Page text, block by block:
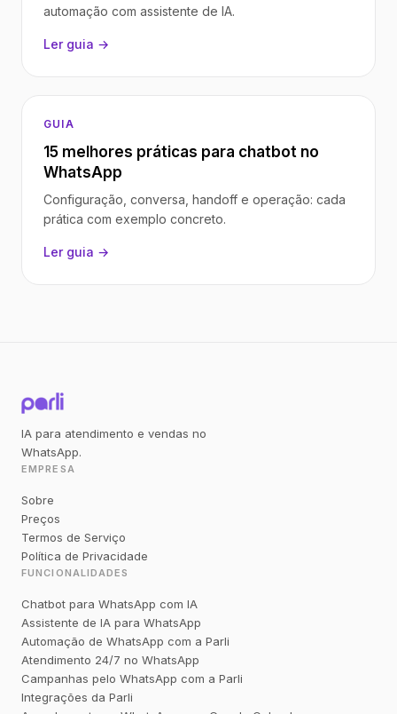
automação com assistente de IA.
Ler guia →
GUIA
15 melhores práticas para chatbot no
WhatsApp
Configuração, conversa, handoff e operação: cada
prática com exemplo concreto.
Ler guia →
IA para atendimento e vendas no
WhatsApp.
EMPRESA
Sobre
Preços
Termos de Serviço
Política de Privacidade
FUNCIONALIDADES
Chatbot para WhatsApp com IA
Assistente de IA para WhatsApp
Automação de WhatsApp com a Parli
Atendimento 24/7 no WhatsApp
Campanhas pelo WhatsApp com a Parli
Integrações da Parli